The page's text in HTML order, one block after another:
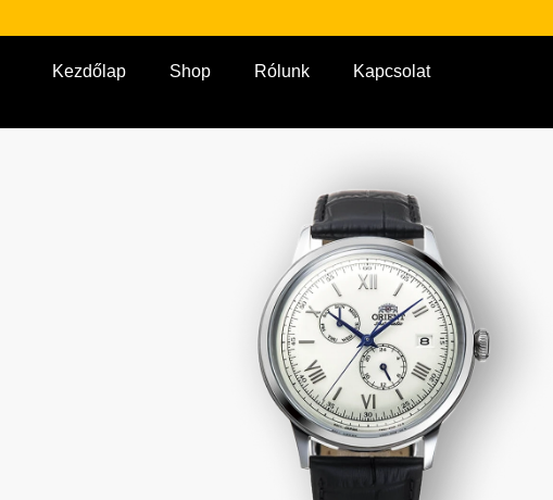
Kezdőlap Shop Rólunk Kapcsolat